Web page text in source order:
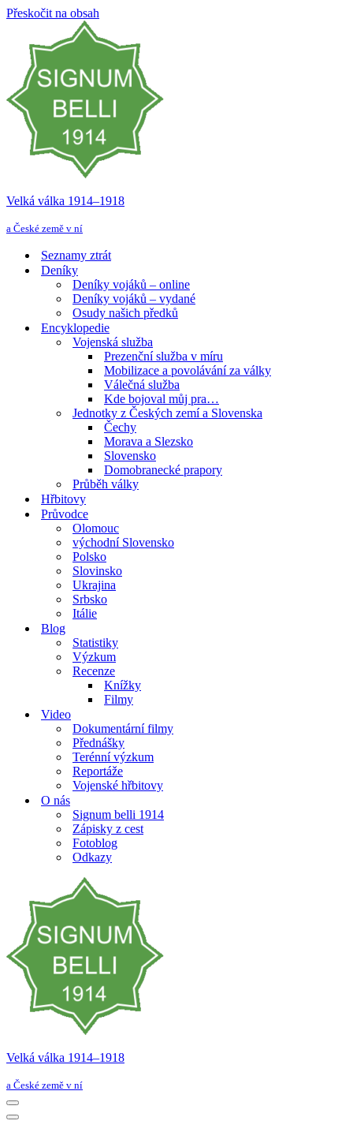
Přeskočit na obsah
Velká válka 1914–⁠⁠⁠⁠⁠⁠1918
a České země v ní
Seznamy ztrát
Deníky
Deníky vojáků – online
Deníky vojáků – vydané
Osudy našich předků
Encyklopedie
Vojenská služba
Prezenční služba v míru
Mobilizace a povolávání za války
Válečná služba
Kde bojoval můj pra…
Jednotky z Českých zemí a Slovenska
Čechy
Morava a Slezsko
Slovensko
Domobranecké prapory
Průběh války
Hřbitovy
Průvodce
Olomouc
východní Slovensko
Polsko
Slovinsko
Ukrajina
Srbsko
Itálie
Blog
Statistiky
Výzkum
Recenze
Knížky
Filmy
Video
Dokumentární filmy
Přednášky
Terénní výzkum
Reportáže
Vojenské hřbitovy
O nás
Signum belli 1914
Zápisky z cest
Fotoblog
Odkazy
Velká válka 1914–⁠⁠⁠⁠⁠⁠1918
a České země v ní
Navigační
menu
Navigační